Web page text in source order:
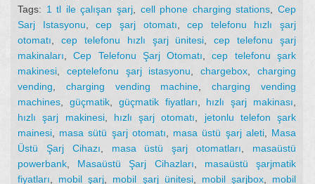
Tags: 1 tl ile çalışan şarj cell phone charging stations ,Cep
Sarj Istasyonu ,cep şarj otomatı ,cep telefonu hızlı şarj
otomatı
cep telefonu hızlı şarj ünitesi ,cep telefonu şarj
makinaları ,Cep Telefonu Şarj Otomatı ,cep telefonu şark
makinesi
ceptelefonu şarj istasyonu ,chargebox ,charging
vending
charging vending machine ,charging vending
machines
güçmatik, güçmatik fiyatları hızlı şarj makinası
hızlı şarj makinesi, hızlı şarj otomatı
jetonlu telefon şark
mainesi
masa sütü şarj otomatı masa üstü şarj aleti, Masa
Üstü Şarj Cihazı
masa üstü şarj otomatları
masaüstü
powerbank
Masaüstü Şarj Cihazları
masaüstü şarjmatik
fiyatları
mobil şarj mobil şarj ünitesi, mobil şarjbox, mobil